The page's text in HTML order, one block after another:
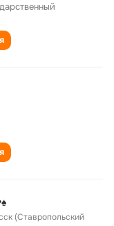
(Ставропольский